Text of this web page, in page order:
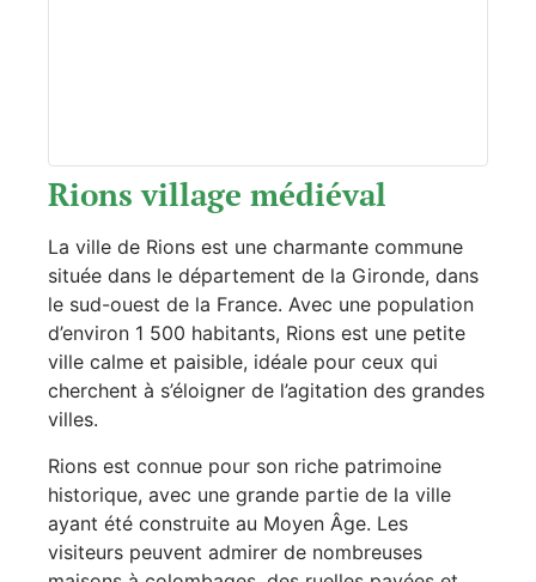
Rions village médiéval
La ville de Rions est une charmante commune
située dans le département de la Gironde, dans
le sud-ouest de la France. Avec une population
d’environ 1 500 habitants, Rions est une petite
ville calme et paisible, idéale pour ceux qui
cherchent à s’éloigner de l’agitation des grandes
villes.
Rions est connue pour son riche patrimoine
historique, avec une grande partie de la ville
ayant été construite au Moyen Âge. Les
visiteurs peuvent admirer de nombreuses